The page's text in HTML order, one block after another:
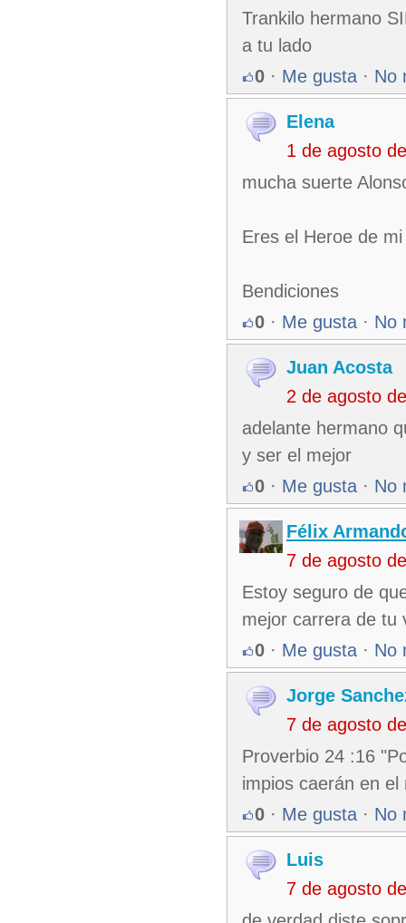
Trankilo hermano
a tu lado
0 · Me gusta · No
Elena
1 de agosto
mucha suerte
Eres el Heroe de
Bendiciones
0 · Me gusta · No
Juan Acosta
2 de agosto
adelante hermano
y ser el mejor
0 · Me gusta · No
Félix
7 de agosto
Estoy seguro de
mejor carrera de tu
0 · Me gusta · No
Jorge
7 de agosto
Proverbio 24 :16
impios caerán en el
0 · Me gusta · No
Luis
7 de agosto